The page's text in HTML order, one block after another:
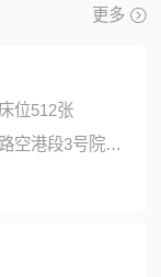
更多
床位512张
北京市顺义区裕园路空港段3号院1号楼